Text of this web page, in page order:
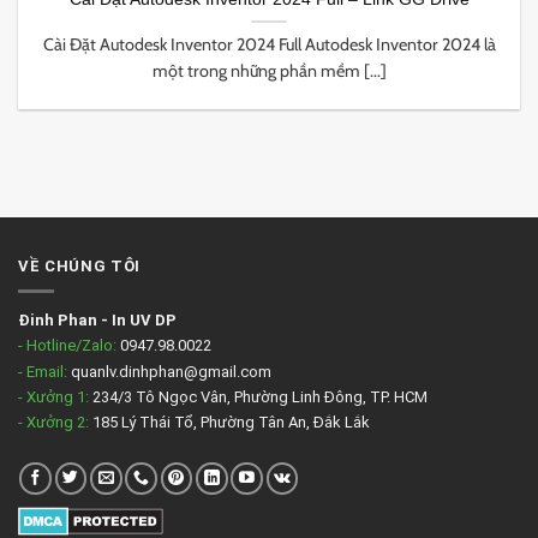
Cài Đặt Autodesk Inventor 2024 Full Autodesk Inventor 2024 là
một trong những phần mềm [...]
VỀ CHÚNG TÔI
Đinh Phan - In UV DP
- Hotline/Zalo: 0947.98.0022
- Email: quanlv.dinhphan@gmail.com
- Xưởng 1: 234/3 Tô Ngọc Vân, Phường Linh Đông, TP. HCM
- Xưởng 2: 185 Lý Thái Tổ, Phường Tân An, Đắk Lắk